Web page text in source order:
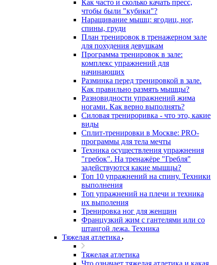
Как часто и сколько качать пресс,
чтобы были "кубики"?
Наращивание мышц: ягодиц, ног,
спины, груди
План тренировок в тренажерном зале
для похудения девушкам
Программа тренировок в зале:
комплекс упражнений для
начинающих
Разминка перед тренировкой в зале.
Как правильно размять мышцы?
Разновидности упражнений жима
ногами. Как верно выполнять?
Силовая тренироривка - что это, какие
виды
Сплит-тренировки в Москве: PRO-
программы для тела мечты
Техника осуществления упражнения
"гребок". На тренажёре "Гребля"
задействуются какие мышцы?
Топ 10 упражнений на спину. Техники
выполнения
Топ упражнений на плечи и техника
их выполения
Тренировка ног для женщин
Французкий жим с гантелями или со
штангой лежа. Техника
Тяжелая атлетика
Тяжелая атлетика
Что означает тяжелая атлетика и какая